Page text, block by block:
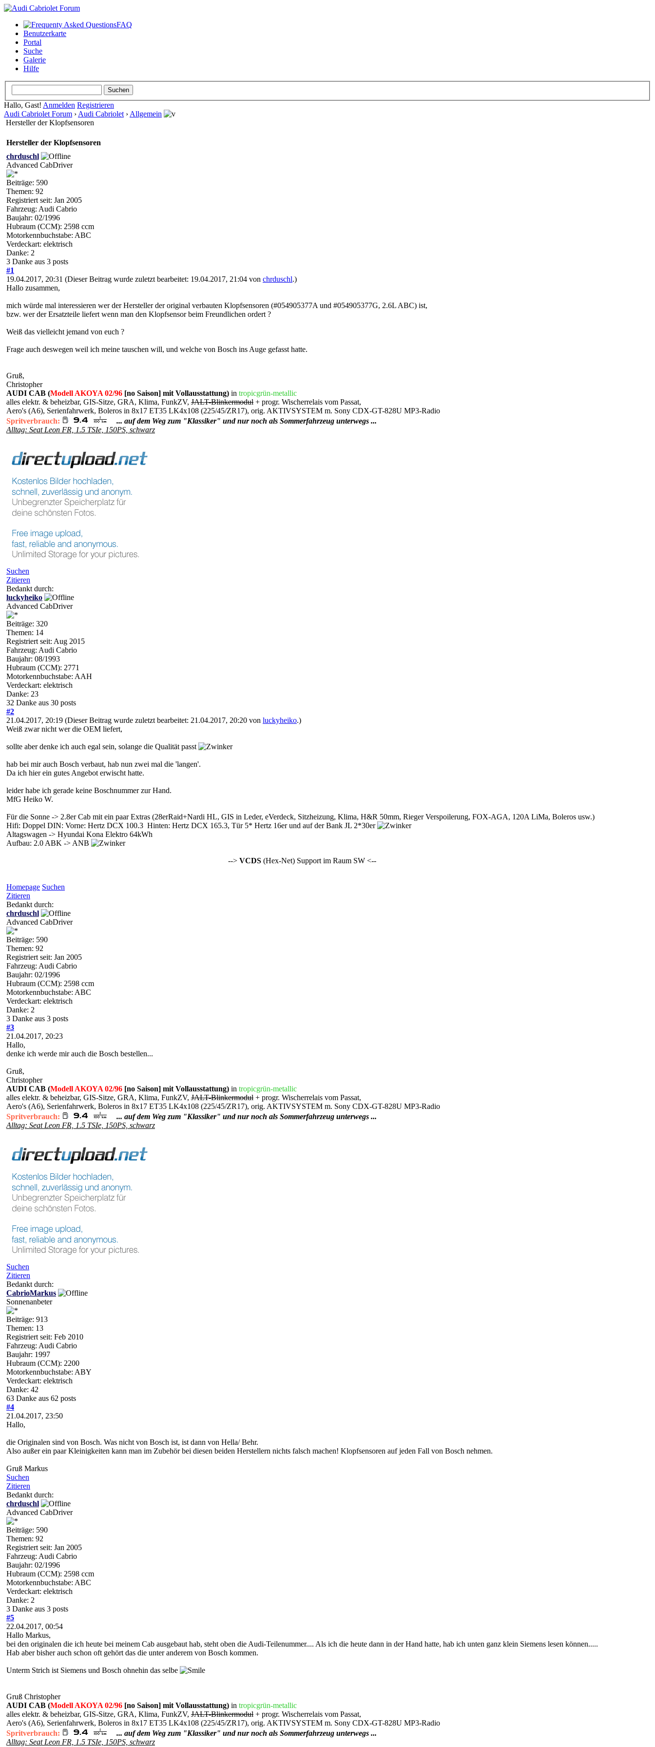
FAQ
Benutzerkarte
Portal
Suche
Galerie
Hilfe
Hallo, Gast! Anmelden Registrieren
Audi Cabriolet Forum › Audi Cabriolet › Allgemein
Hersteller der Klopfsensoren
Hersteller der Klopfsensoren
chrduschl
Advanced CabDriver
Beiträge: 590
Themen: 92
Registriert seit: Jan 2005
Fahrzeug: Audi Cabrio
Baujahr: 02/1996
Hubraum (CCM): 2598 ccm
Motorkennbuchstabe: ABC
Verdeckart: elektrisch
Danke: 2
3 Danke aus 3 posts
#1
19.04.2017, 20:31 (Dieser Beitrag wurde zuletzt bearbeitet: 19.04.2017, 21:04 von chrduschl.)
Hallo zusammen,
mich würde mal interessieren wer der Hersteller der original verbauten Klopfsensoren (#054905377A und #054905377G, 2.6L ABC) ist,
bzw. wer der Ersatzteile liefert wenn man den Klopfsensor beim Freundlichen ordert ?
Weiß das vielleicht jemand von euch ?
Frage auch deswegen weil ich meine tauschen will, und welche von Bosch ins Auge gefasst hatte.
Gruß,
Christopher
AUDI CAB (Modell AKOYA 02/96 [no Saison] mit Vollausstattung) in tropicgrün-metallic
alles elektr. & beheizbar, GIS-Sitze, GRA, Klima, FunkZV, JALT-Blinkermodul + progr. Wischerrelais vom Passat,
Aero's (A6), Serienfahrwerk, Boleros in 8x17 ET35 LK4x108 (225/45/ZR17), orig. AKTIVSYSTEM m. Sony CDX-GT-828U MP3-Radio
Spritverbrauch:
... auf dem Weg zum "Klassiker" und nur noch als Sommerfahrzeug unterwegs ...
Alltag: Seat Leon FR, 1.5 TSIe, 150PS, schwarz
Suchen
Zitieren
Bedankt durch:
luckyheiko
Advanced CabDriver
Beiträge: 320
Themen: 14
Registriert seit: Aug 2015
Fahrzeug: Audi Cabrio
Baujahr: 08/1993
Hubraum (CCM): 2771
Motorkennbuchstabe: AAH
Verdeckart: elektrisch
Danke: 23
32 Danke aus 30 posts
#2
21.04.2017, 20:19 (Dieser Beitrag wurde zuletzt bearbeitet: 21.04.2017, 20:20 von luckyheiko.)
Weiß zwar nicht wer die OEM liefert,
sollte aber denke ich auch egal sein, solange die Qualität passt
hab bei mir auch Bosch verbaut, hab nun zwei mal die 'langen'.
Da ich hier ein gutes Angebot erwischt hatte.
leider habe ich gerade keine Boschnummer zur Hand.
MfG Heiko W.
Für die Sonne -> 2.8er Cab mit ein paar Extras (28erRaid+Nardi HL, GIS in Leder, eVerdeck, Sitzheizung, Klima, H&R 50mm, Rieger Verspoilerung, FOX-AGA, 120A LiMa, Boleros usw.)
Hifi: Doppel DIN: Vorne: Hertz DCX 100.3 Hinten: Hertz DCX 165.3, Tür 5* Hertz 16er und auf der Bank JL 2*30er
Altagswagen -> Hyundai Kona Elektro 64kWh
Aufbau: 2.0 ABK -> ANB
--> VCDS (Hex-Net) Support im Raum SW <--
Homepage Suchen
Zitieren
Bedankt durch:
chrduschl
Advanced CabDriver
Beiträge: 590
Themen: 92
Registriert seit: Jan 2005
Fahrzeug: Audi Cabrio
Baujahr: 02/1996
Hubraum (CCM): 2598 ccm
Motorkennbuchstabe: ABC
Verdeckart: elektrisch
Danke: 2
3 Danke aus 3 posts
#3
21.04.2017, 20:23
Hallo,
denke ich werde mir auch die Bosch bestellen...
Gruß,
Christopher
AUDI CAB (Modell AKOYA 02/96 [no Saison] mit Vollausstattung) in tropicgrün-metallic
alles elektr. & beheizbar, GIS-Sitze, GRA, Klima, FunkZV, JALT-Blinkermodul + progr. Wischerrelais vom Passat,
Aero's (A6), Serienfahrwerk, Boleros in 8x17 ET35 LK4x108 (225/45/ZR17), orig. AKTIVSYSTEM m. Sony CDX-GT-828U MP3-Radio
Spritverbrauch:
... auf dem Weg zum "Klassiker" und nur noch als Sommerfahrzeug unterwegs ...
Alltag: Seat Leon FR, 1.5 TSIe, 150PS, schwarz
Suchen
Zitieren
Bedankt durch:
CabrioMarkus
Sonnenanbeter
Beiträge: 913
Themen: 13
Registriert seit: Feb 2010
Fahrzeug: Audi Cabrio
Baujahr: 1997
Hubraum (CCM): 2200
Motorkennbuchstabe: ABY
Verdeckart: elektrisch
Danke: 42
63 Danke aus 62 posts
#4
21.04.2017, 23:50
Hallo,
die Originalen sind von Bosch. Was nicht von Bosch ist, ist dann von Hella/ Behr.
Also außer ein paar Kleinigkeiten kann man im Zubehör bei diesen beiden Herstellern nichts falsch machen! Klopfsensoren auf jeden Fall von Bosch nehmen.
Gruß Markus
Suchen
Zitieren
Bedankt durch:
chrduschl
Advanced CabDriver
Beiträge: 590
Themen: 92
Registriert seit: Jan 2005
Fahrzeug: Audi Cabrio
Baujahr: 02/1996
Hubraum (CCM): 2598 ccm
Motorkennbuchstabe: ABC
Verdeckart: elektrisch
Danke: 2
3 Danke aus 3 posts
#5
22.04.2017, 00:54
Hallo Markus,
bei den originalen die ich heute bei meinem Cab ausgebaut hab, steht oben die Audi-Teilenummer.... Als ich die heute dann in der Hand hatte, hab ich unten ganz klein Siemens lesen können.....
Hab aber bisher auch schon oft gehört das die unter anderem von Bosch kommen.
Unterm Strich ist Siemens und Bosch ohnehin das selbe
Gruß Christopher
AUDI CAB (Modell AKOYA 02/96 [no Saison] mit Vollausstattung) in tropicgrün-metallic
alles elektr. & beheizbar, GIS-Sitze, GRA, Klima, FunkZV, JALT-Blinkermodul + progr. Wischerrelais vom Passat,
Aero's (A6), Serienfahrwerk, Boleros in 8x17 ET35 LK4x108 (225/45/ZR17), orig. AKTIVSYSTEM m. Sony CDX-GT-828U MP3-Radio
Spritverbrauch:
... auf dem Weg zum "Klassiker" und nur noch als Sommerfahrzeug unterwegs ...
Alltag: Seat Leon FR, 1.5 TSIe, 150PS, schwarz